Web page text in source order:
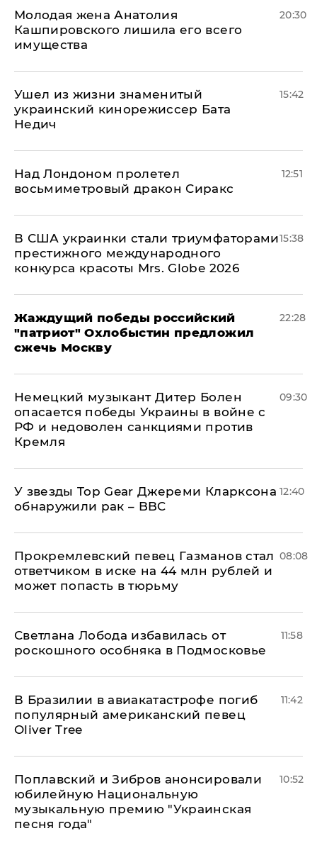
Молодая жена Анатолия
Кашпировского лишила его всего
имущества
20:30
Ушел из жизни знаменитый
украинский кинорежиссер Бата
Недич
15:42
Над Лондоном пролетел
восьмиметровый дракон Сиракс
12:51
В США украинки стали триумфаторами
престижного международного
конкурса красоты Mrs. Globe 2026
15:38
Жаждущий победы российский
"патриот" Охлобыстин предложил
сжечь Москву
22:28
Немецкий музыкант Дитер Болен
опасается победы Украины в войне с
РФ и недоволен санкциями против
Кремля
09:30
У звезды Top Gear Джереми Кларксона
обнаружили рак – BBC
12:40
Прокремлевский певец Газманов стал
ответчиком в иске на 44 млн рублей и
может попасть в тюрьму
08:08
Светлана Лобода избавилась от
роскошного особняка в Подмосковье
11:58
В Бразилии в авиакатастрофе погиб
популярный американский певец
Oliver Tree
11:42
Поплавский и Зибров анонсировали
юбилейную Национальную
музыкальную премию "Украинская
песня года"
10:52